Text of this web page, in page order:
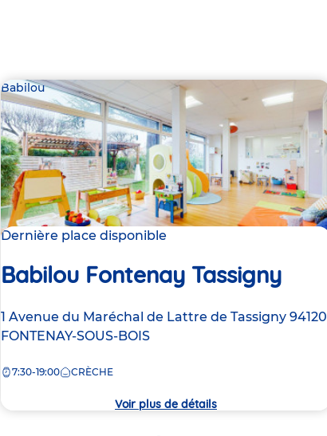
Babilou
Dernière place disponible
Babilou Fontenay Tassigny
Adresse
de
crèche
1 Avenue du Maréchal de Lattre de Tassigny 94120
FONTENAY-SOUS-BOIS
7:30-19:00 CRÈCHE
Voir plus de détails